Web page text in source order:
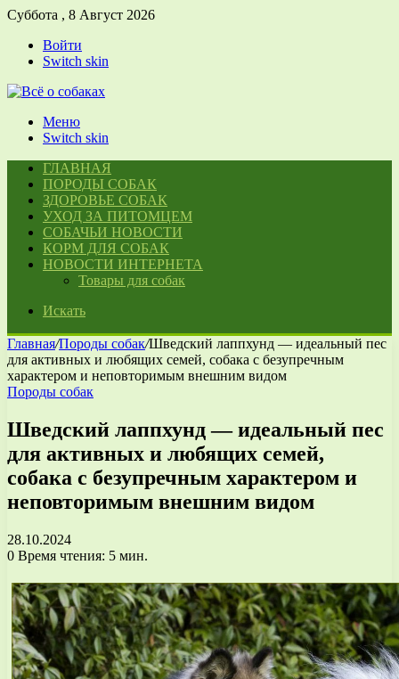
Суббота , 8 Август 2026
Войти
Switch skin
Меню
Switch skin
ГЛАВНАЯ
ПОРОДЫ СОБАК
ЗДОРОВЬЕ СОБАК
УХОД ЗА ПИТОМЦЕМ
СОБАЧЬИ НОВОСТИ
КОРМ ДЛЯ СОБАК
НОВОСТИ ИНТЕРНЕТА
Товары для собак
Искать
Главная/Породы собак/Шведский лаппхунд — идеальный пес
для активных и любящих семей, собака с безупречным
характером и неповторимым внешним видом
Породы собак
Шведский лаппхунд — идеальный пес
для активных и любящих семей,
собака с безупречным характером и
неповторимым внешним видом
28.10.2024
0 Время чтения: 5 мин.